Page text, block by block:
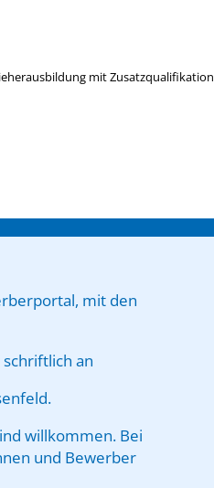
mit Zusatzqualifikation
mit den
an
willkommen. Bei
und Bewerber